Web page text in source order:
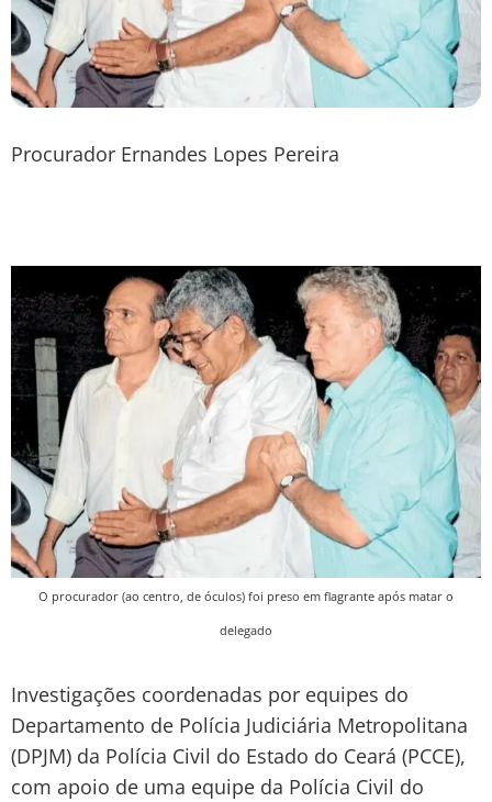
Procurador Ernandes Lopes Pereira
O procurador (ao centro, de óculos) foi preso em flagrante após matar o
delegado
Investigações coordenadas por equipes do
Departamento de Polícia Judiciária Metropolitana
(DPJM) da Polícia Civil do Estado do Ceará (PCCE),
com apoio de uma equipe da Polícia Civil do